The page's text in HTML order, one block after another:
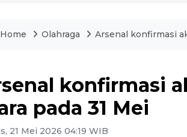
Home Olahraga Arsenal konfirmasi
konfirmasi
pada 31 Mei
21 Mei 2026 04:19 WIB